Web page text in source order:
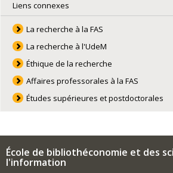
Liens connexes
La recherche à la FAS
La recherche à l'UdeM
Éthique de la recherche
Affaires professorales à la FAS
Études supérieures et postdoctorales
École de bibliothéconomie et des
l'information